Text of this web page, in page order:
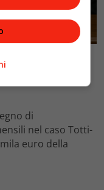
di
di
nel caso Totti-
euro della